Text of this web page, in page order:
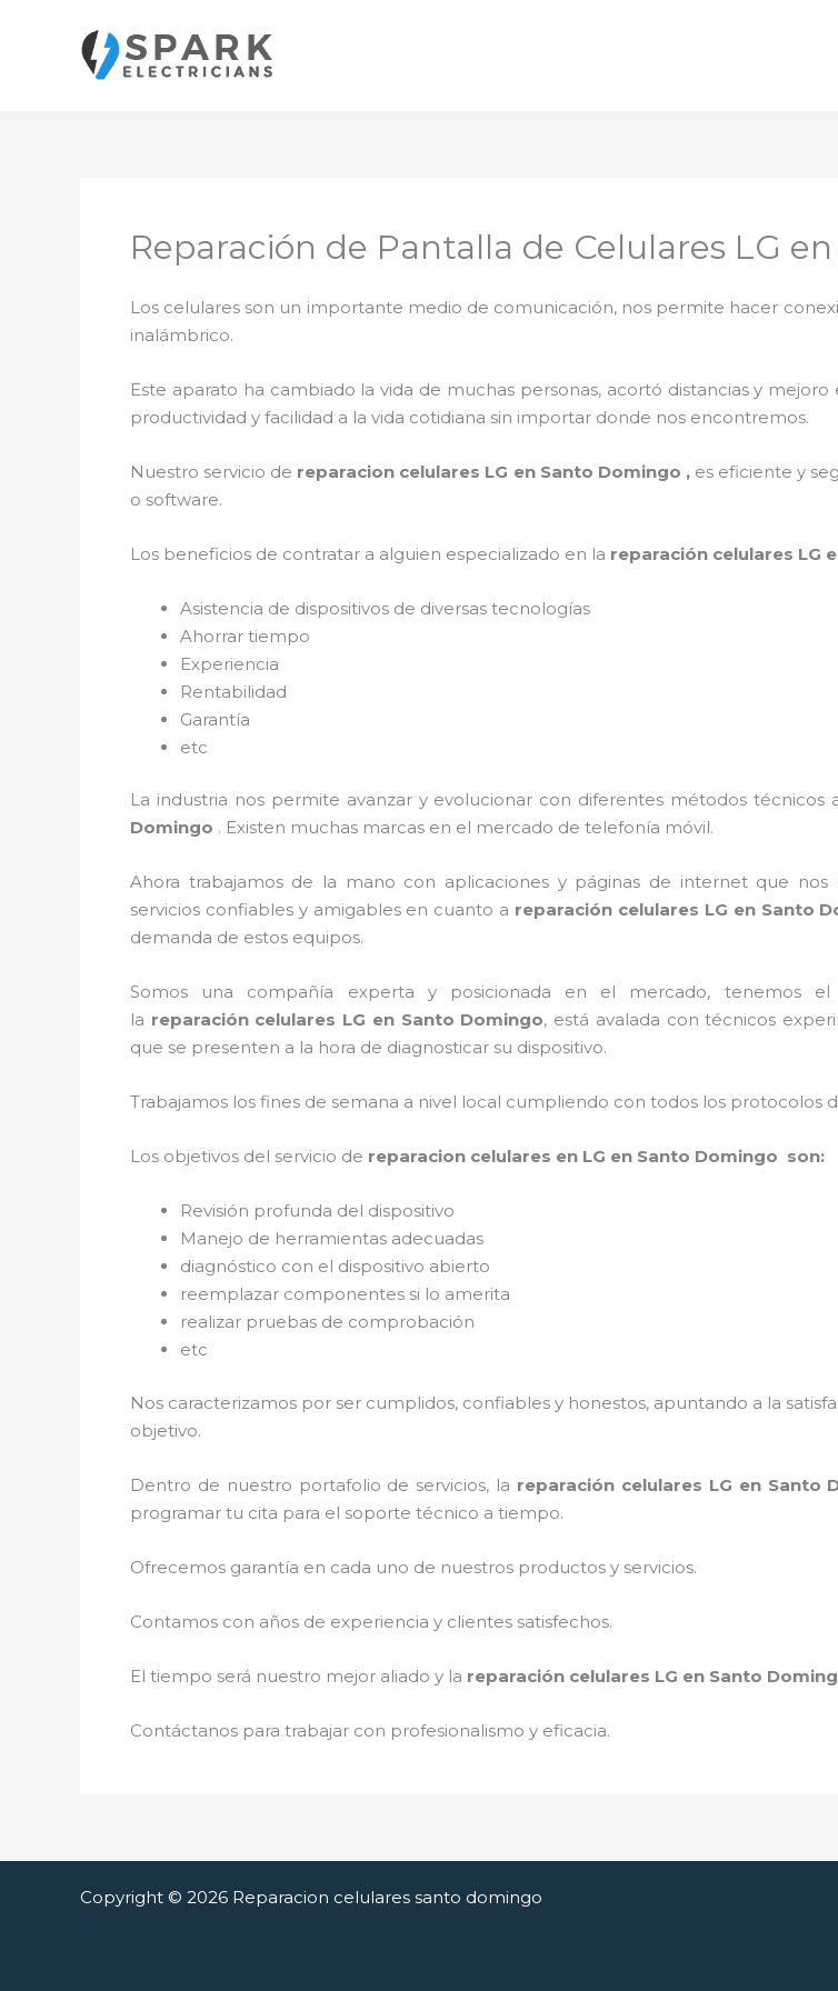
contenido
Reparación de Pantalla de Celulares LG
Los celulares son un importante medio de comunicación, nos permite hacer
inalámbrico.
Este aparato ha cambiado la vida de muchas personas, acortó distancias y
productividad y facilidad a la vida cotidiana sin importar donde nos encontremos.
Nuestro servicio de reparacion celulares LG en Santo Domingo ,es eficiente y
o software.
Los beneficios de contratar a alguien especializado en la reparación celulares LG
Asistencia de dispositivos de diversas tecnologías
Ahorrar tiempo
Experiencia
Rentabilidad
Garantía
etc
La industria nos permite avanzar y evolucionar con diferentes métodos técnicos
Domingo . Existen muchas marcas en el mercado de telefonía móvil.
Ahora trabajamos de la mano con aplicaciones y páginas de internet que
servicios confiables y amigables en cuanto a reparación celulares LG en Santo
demanda de estos equipos.
Somos una compañía experta y posicionada en el mercado, tenemos el
la reparación celulares LG en Santo Domingo, está avalada con técnicos
que se presenten a la hora de diagnosticar su dispositivo.
Trabajamos los fines de semana a nivel local cumpliendo con todos los protocolos
Los objetivos del servicio de reparacion celulares en LG en Santo Domingo son:
Revisión profunda del dispositivo
Manejo de herramientas adecuadas
diagnóstico con el dispositivo abierto
reemplazar componentes si lo amerita
realizar pruebas de comprobación
etc
Nos caracterizamos por ser cumplidos, confiables y honestos, apuntando a la
objetivo.
Dentro de nuestro portafolio de servicios, la reparación celulares LG en Santo
programar tu cita para el soporte técnico a tiempo.
Ofrecemos garantía en cada uno de nuestros productos y servicios.
Contamos con años de experiencia y clientes satisfechos.
El tiempo será nuestro mejor aliado y la reparación celulares LG en Santo
Contáctanos para trabajar con profesionalismo y eficacia.
Copyright © 2026 Reparacion celulares santo domingo